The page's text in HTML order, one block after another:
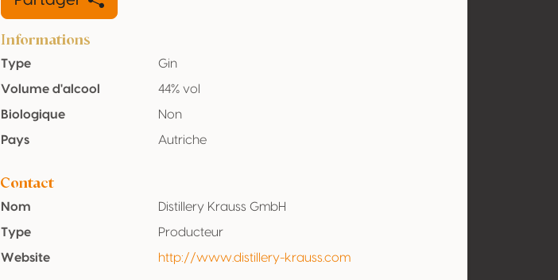
Informations
Type
Gin
Volume d'alcool
44% vol
Biologique
Non
Pays
Autriche
Contact
Nom
Distillery Krauss GmbH
Type
Producteur
Website
http://www.distillery-krauss.com